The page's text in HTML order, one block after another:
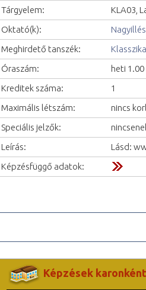
Tárgyelem:
KLA03,
Oktató(k):
Meghirdető tanszék:
Óraszám:
heti 1.00
Kreditek száma:
1
Maximális létszám:
nincs
Speciális jelzők:
Leírás:
Lásd:
Képzésfüggő adatok:
Képzések karonként